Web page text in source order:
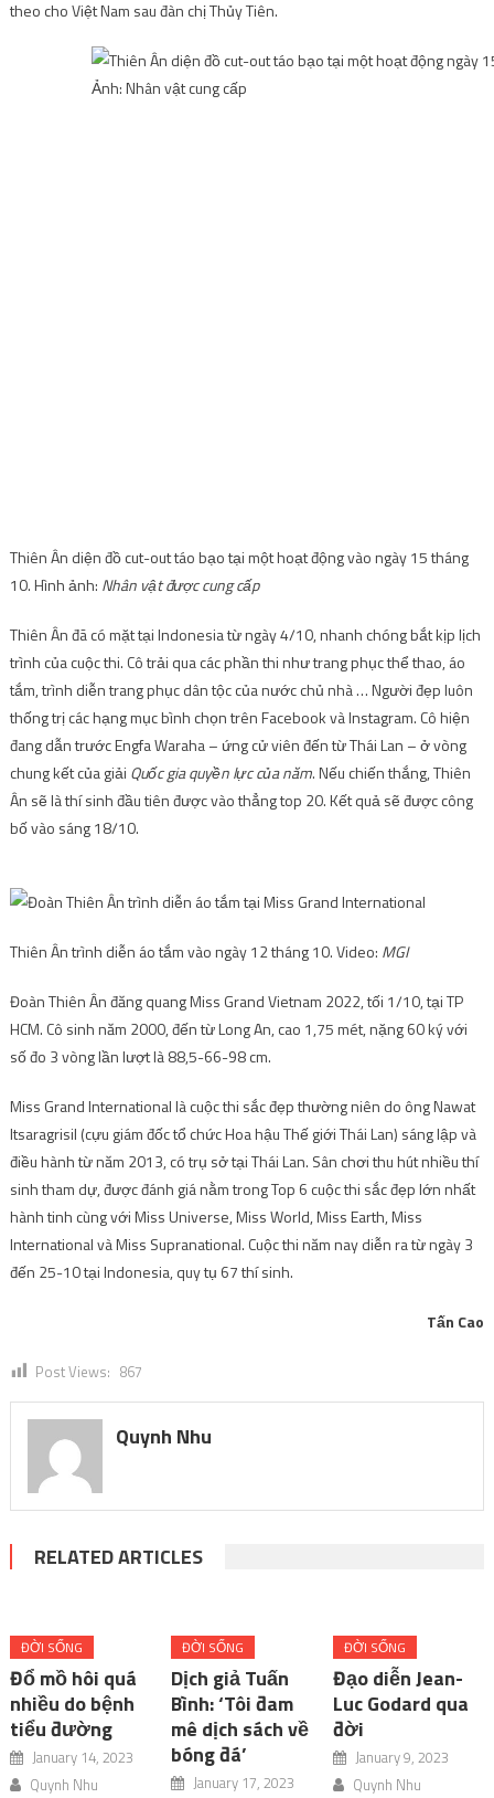
theo cho Việt Nam sau đàn chị Thủy Tiên.
Thiên Ân diện đồ cut-out táo bạo tại một hoạt động vào ngày 15 tháng
10. Hình ảnh: Nhân vật được cung cấp
Thiên Ân đã có mặt tại Indonesia từ ngày 4/10, nhanh chóng bắt kịp lịch
trình của cuộc thi. Cô trải qua các phần thi như trang phục thể thao, áo
tắm, trình diễn trang phục dân tộc của nước chủ nhà … Người đẹp luôn
thống trị các hạng mục bình chọn trên Facebook và Instagram. Cô hiện
đang dẫn trước Engfa Waraha – ứng cử viên đến từ Thái Lan – ở vòng
chung kết của giải Quốc gia quyền lực của năm. Nếu chiến thắng, Thiên
Ân sẽ là thí sinh đầu tiên được vào thẳng top 20. Kết quả sẽ được công
bố vào sáng 18/10.
Thiên Ân trình diễn áo tắm vào ngày 12 tháng 10. Video: MGI
Đoàn Thiên Ân đăng quang Miss Grand Vietnam 2022, tối 1/10, tại TP
HCM. Cô sinh năm 2000, đến từ Long An, cao 1,75 mét, nặng 60 ký với
số đo 3 vòng lần lượt là 88,5-66-98 cm.
Miss Grand International là cuộc thi sắc đẹp thường niên do ông Nawat
Itsaragrisil (cựu giám đốc tổ chức Hoa hậu Thế giới Thái Lan) sáng lập và
điều hành từ năm 2013, có trụ sở tại Thái Lan. Sân chơi thu hút nhiều thí
sinh tham dự, được đánh giá nằm trong Top 6 cuộc thi sắc đẹp lớn nhất
hành tinh cùng với Miss Universe, Miss World, Miss Earth, Miss
International và Miss Supranational. Cuộc thi năm nay diễn ra từ ngày 3
đến 25-10 tại Indonesia, quy tụ 67 thí sinh.
Tấn Cao
Post Views: 867
Quynh Nhu
RELATED ARTICLES
ĐỜI SỐNG
Đổ mồ hôi quá
nhiều do bệnh
tiểu đường
January 14, 2023
Quynh Nhu
ĐỜI SỐNG
Dịch giả Tuấn
Bình: ‘Tôi đam
mê dịch sách về
bóng đá’
January 17, 2023
ĐỜI SỐNG
Đạo diễn Jean-
Luc Godard qua
đời
January 9, 2023
Quynh Nhu